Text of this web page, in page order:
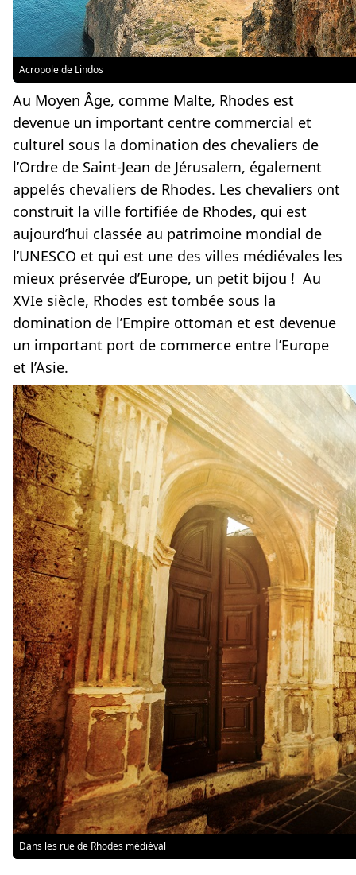
Acropole de Lindos
Au Moyen Âge, comme Malte, Rhodes est
devenue un important centre commercial et
culturel sous la domination des chevaliers de
l’Ordre de Saint-Jean de Jérusalem, également
appelés chevaliers de Rhodes. Les chevaliers ont
construit la ville fortifiée de Rhodes, qui est
aujourd’hui classée au patrimoine mondial de
l’UNESCO et qui est une des villes médiévales les
mieux préservée d’Europe, un petit bijou ! Au
XVIe siècle, Rhodes est tombée sous la
domination de l’Empire ottoman et est devenue
un important port de commerce entre l’Europe
et l’Asie.
Dans les rue de Rhodes médiéval